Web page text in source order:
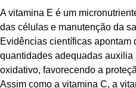
sistema
Avitamina Eé um
das células e manutenção da
Evidências científicas apontam
quantidades adequadas auxilia